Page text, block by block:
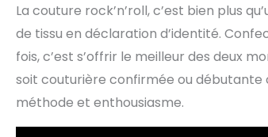
La couture rock’n’roll, c’est bien plus
de tissu en déclaration d’identité.
fois, c’est s’offrir le meilleur des deux
soit couturière confirmée ou débutante
méthode et enthousiasme.